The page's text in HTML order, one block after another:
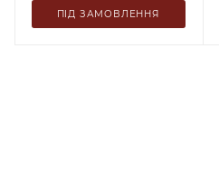
ПІД ЗАМОВЛЕННЯ